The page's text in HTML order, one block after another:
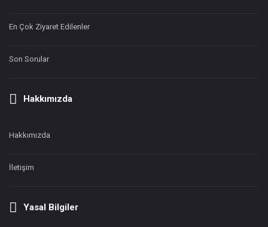
En Çok Ziyaret Edilenler
Son Sorular
Hakkımızda
Hakkımızda
İletişim
Yasal Bilgiler